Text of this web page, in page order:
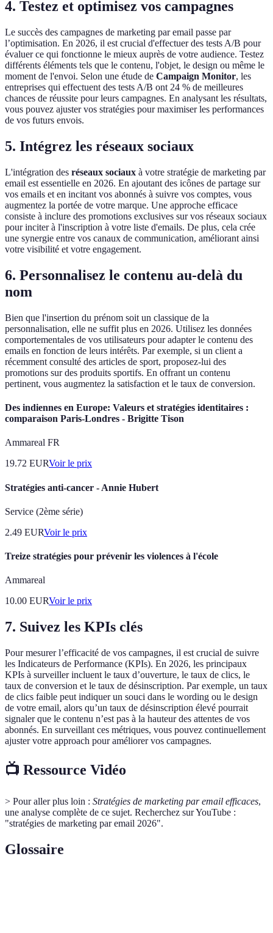
4. Testez et optimisez vos campagnes
Le succès des campagnes de marketing par email passe par
l’optimisation. En 2026, il est crucial d'effectuer des tests A/B pour
évaluer ce qui fonctionne le mieux auprès de votre audience. Testez
différents éléments tels que le contenu, l'objet, le design ou même le
moment de l'envoi. Selon une étude de Campaign Monitor, les
entreprises qui effectuent des tests A/B ont 24 % de meilleures
chances de réussite pour leurs campagnes. En analysant les résultats,
vous pouvez ajuster vos stratégies pour maximiser les performances
de vos futurs envois.
5. Intégrez les réseaux sociaux
L'intégration des réseaux sociaux à votre stratégie de marketing par
email est essentielle en 2026. En ajoutant des icônes de partage sur
vos emails et en incitant vos abonnés à suivre vos comptes, vous
augmentez la portée de votre marque. Une approche efficace
consiste à inclure des promotions exclusives sur vos réseaux sociaux
pour inciter à l'inscription à votre liste d'emails. De plus, cela crée
une synergie entre vos canaux de communication, améliorant ainsi
votre visibilité et votre engagement.
6. Personnalisez le contenu au-delà du
nom
Bien que l'insertion du prénom soit un classique de la
personnalisation, elle ne suffit plus en 2026. Utilisez les données
comportementales de vos utilisateurs pour adapter le contenu des
emails en fonction de leurs intérêts. Par exemple, si un client a
récemment consulté des articles de sport, proposez-lui des
promotions sur des produits sportifs. En offrant un contenu
pertinent, vous augmentez la satisfaction et le taux de conversion.
Des indiennes en Europe: Valeurs et stratégies identitaires :
comparaison Paris-Londres - Brigitte Tison
Ammareal FR
19.72 EURVoir le prix
Stratégies anti-cancer - Annie Hubert
Service (2ème série)
2.49 EURVoir le prix
Treize stratégies pour prévenir les violences à l'école
Ammareal
10.00 EURVoir le prix
7. Suivez les KPIs clés
Pour mesurer l’efficacité de vos campagnes, il est crucial de suivre
les Indicateurs de Performance (KPIs). En 2026, les principaux
KPIs à surveiller incluent le taux d’ouverture, le taux de clics, le
taux de conversion et le taux de désinscription. Par exemple, un taux
de clics faible peut indiquer un souci dans le wording ou le design
de votre email, alors qu’un taux de désinscription élevé pourrait
signaler que le contenu n’est pas à la hauteur des attentes de vos
abonnés. En surveillant ces métriques, vous pouvez continuellement
ajuster votre approach pour améliorer vos campagnes.
📺 Ressource Vidéo
> Pour aller plus loin : Stratégies de marketing par email efficaces,
une analyse complète de ce sujet. Recherchez sur YouTube :
"stratégies de marketing par email 2026".
Glossaire